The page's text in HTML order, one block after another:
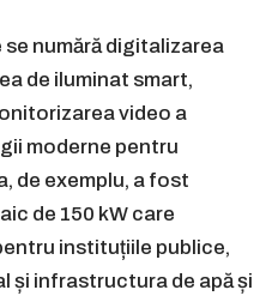
numără digitalizarea
de iluminat smart,
video a
moderne pentru
de exemplu, a fost
de 150 kW care
instituțiile publice,
și infrastructura de apă și